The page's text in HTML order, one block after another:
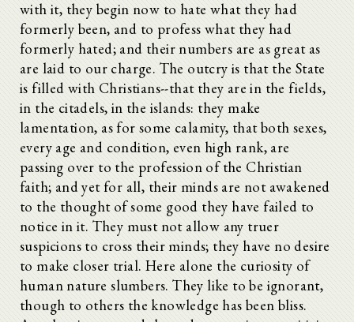
with it, they begin now to hate what they had
formerly been, and to profess what they had
formerly hated; and their numbers are as great as
are laid to our charge. The outcry is that the State
is filled with Christians--that they are in the fields,
in the citadels, in the islands: they make
lamentation, as for some calamity, that both sexes,
every age and condition, even high rank, are
passing over to the profession of the Christian
faith; and yet for all, their minds are not awakened
to the thought of some good they have failed to
notice in it. They must not allow any truer
suspicions to cross their minds; they have no desire
to make closer trial. Here alone the curiosity of
human nature slumbers. They like to be ignorant,
though to others the knowledge has been bliss.